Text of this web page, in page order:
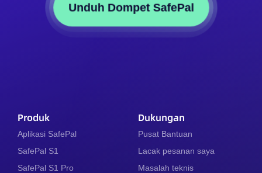
Unduh Dompet SafePal
Produk
Aplikasi SafePal
SafePal S1
SafePal S1 Pro
Dukungan
Pusat Bantuan
Lacak pesanan saya
Masalah teknis